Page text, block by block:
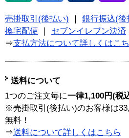
売掛取引(後払い)
銀行振込(後
換宅配便
セブンイレブン決済
⇒支払方法について詳しくはこ
送料について
1つのご注文毎に一律1,100円(税
※売掛取引(後払い)のお客様は
無料！
⇒送料について詳しくはこちら